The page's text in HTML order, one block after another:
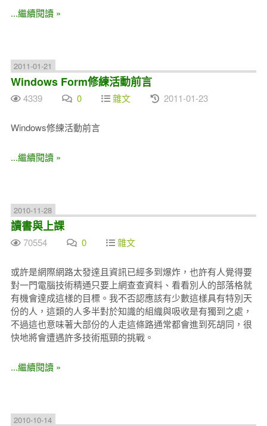
...繼續閱讀 »
2011-01-21
Windows Form修練活動前言
4339 0 雜文 2011-01-23
Windows修練活動前言
...繼續閱讀 »
2010-11-28
讀書與上課
70554 0 雜文
或許是網際網路太發達且資訊已經多到爆炸，也許有人覺得要
對一門電腦技術精通只要上網查查資料、看看別人的部落格就
有機會達成這樣的目標。我不否認應該有少數這樣具有特別天
份的人，這類的人多半對於知識的組織與吸收是有獨到之處，
不過這也意味著大部份的人走這條路通常都會進到死胡同，很
快地將會遭遇許多技術瓶頸的挑戰。
...繼續閱讀 »
2010-10-14